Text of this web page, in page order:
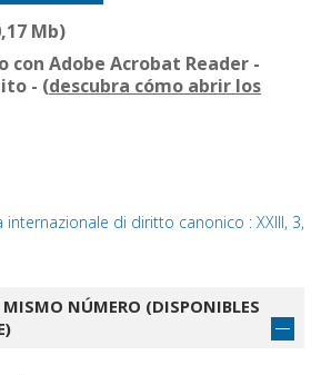
Mb)
con Adobe Acrobat Reader -
- (descubra cómo abrir los
internazionale di diritto canonico : XXIII, 3,
MISMO NÚMERO (DISPONIBLES